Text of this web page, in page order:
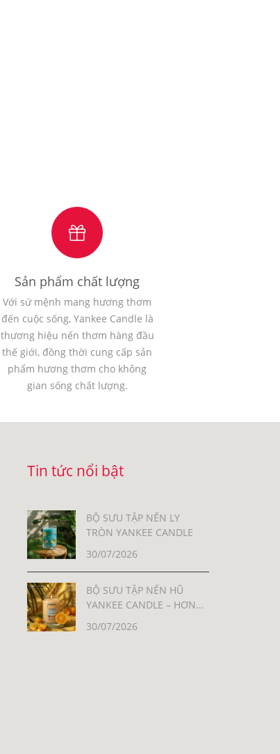
Sản phẩm chất lượng
Với sứ mệnh mang hương thơm
đến cuộc sống, Yankee Candle là
thương hiệu nến thơm hàng đầu
thế giới, đồng thời cung cấp sản
phẩm hương thơm cho không
gian sống chất lượng.
Tin tức nổi bật
BỘ SƯU TẬP NẾN LY
TRÒN YANKEE CANDLE
30/07/2026
BỘ SƯU TẬP NẾN HŨ
YANKEE CANDLE – HƠN
LÀ MỘT CẢM XÚC
30/07/2026